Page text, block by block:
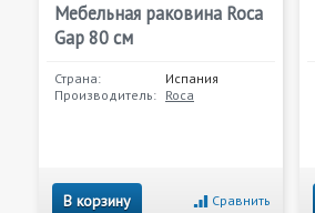
Мебельная раковина Roca
Gap 80 см
Страна:
Испания
Производитель: Roca
В корзину Сравнить